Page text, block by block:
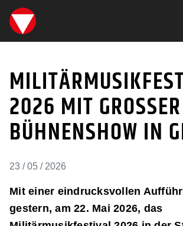
SKIPLINKS
2026 MIT GROSSER B
ÜHNENSHOW IN
23 / 05 / 2026
Mit einer eindrucksvollen
gestern, am 22. Mai 2026, das